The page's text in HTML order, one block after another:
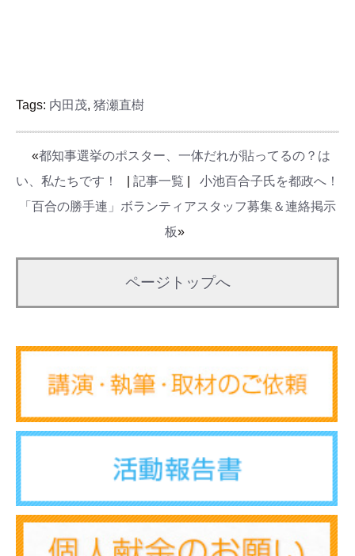
Tags: 内田茂, 猪瀬直樹
«都知事選挙のポスター、一体だれが貼ってるの？は
い、私たちです！
記事一覧
小池百合子氏を都政へ！
「百合の勝手連」ボランティアスタッフ募集＆連絡掲示
板»
ページトップへ